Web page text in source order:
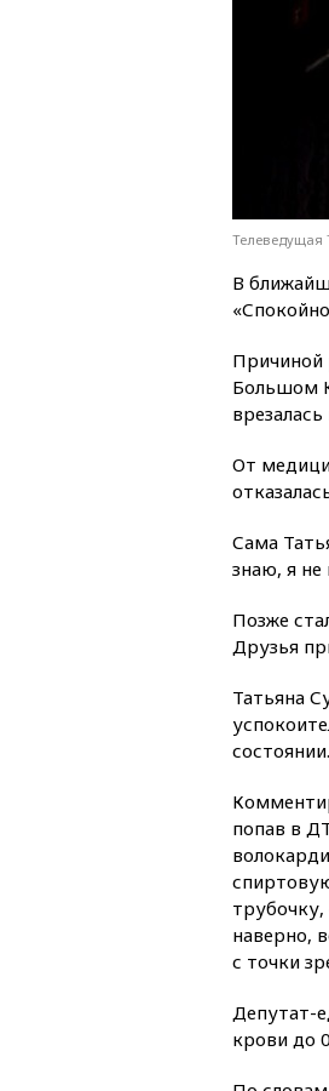
Телеведущая
В
Причиной
Большом
От
Сама
знаю, я не
Позже
Друзья
Татьяна
состоянии.
попав в
наверно,
с точки
Депутат-
крови до